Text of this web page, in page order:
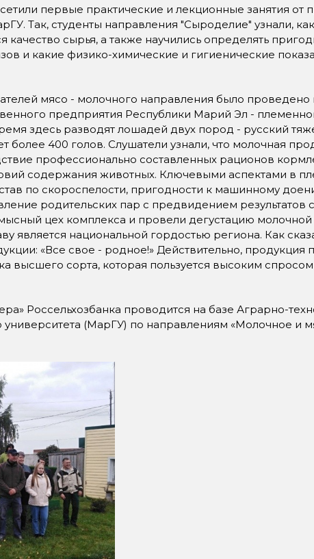
первые практические и лекционные занятия от
Так, студенты направления "Сыроделие" узнали,
качество сырья, а также научились определять
и какие физико-химические и гигиенические
мясо - молочного направления было проведено
предприятия Республики Марий Эл -
здесь разводят лошадей двух пород - русский
более 400 голов. Слушатели узнали, что молочная
профессионально составленных рационов
содержания животных. Ключевыми аспектами в
по скороспелости, пригодности к машинному
родительских пар с предвидением результатов
цех комплекса и провели дегустацию
является национальной гордостью региона. Как
«Все свое - родное!» Действительно, продукция
высшего сорта, которая пользуется высоким
проводится на базе Аграрно-
(МарГУ) по направлениям «Молочное и